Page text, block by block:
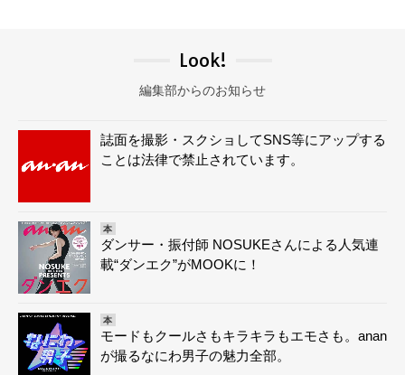
Look!
編集部からのお知らせ
誌面を撮影・スクショしてSNS等にアップする
ことは法律で禁止されています。
本
ダンサー・振付師 NOSUKEさんによる人気連
載“ダンエク”がMOOKに！
本
モードもクールさもキラキラもエモさも。anan
が撮るなにわ男子の魅力全部。